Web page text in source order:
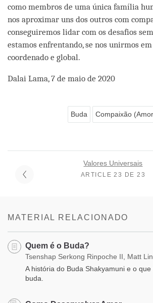
como membros de uma única família
nos aproximar uns dos outros com
conseguiremos lidar com os desafios
estamos enfrentando, se nos unirmos
coordenado e global.
Dalai Lama, 7 de maio de 2020
Buda Compaixão
Valores Universais
ARTICLE 23 DE 23
MATERIAL RELACIONADO
Quem é o Buda?
Tsenshap Serkong Rinpoche II, Matt
A história do Buda Shakyamuni e o
buda.